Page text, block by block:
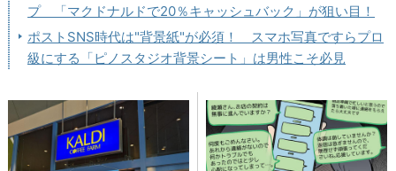
プ 「マクドナルドで20％キャッシュバック」が狙い目！
ポストSNS時代は"背景紙"が必須！ スマホ写真ですらプロ
級にする「ピノスタジオ背景シート」は男性こそ必見